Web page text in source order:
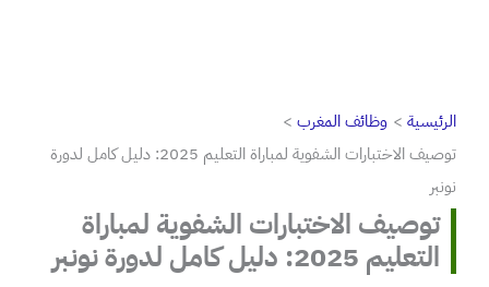
الرئيسية
وظائف المغرب
توصيف الاختبارات الشفوية لمباراة التعليم 2025: دليل كامل لدورة
نونبر
توصيف الاختبارات الشفوية لمباراة
التعليم 2025: دليل كامل لدورة نونبر